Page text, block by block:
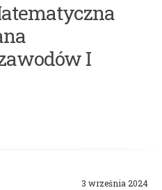
I
3 września 2024